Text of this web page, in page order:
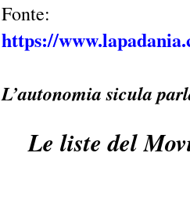
Fonte:
https://
L’autonomia sicula
Le liste del